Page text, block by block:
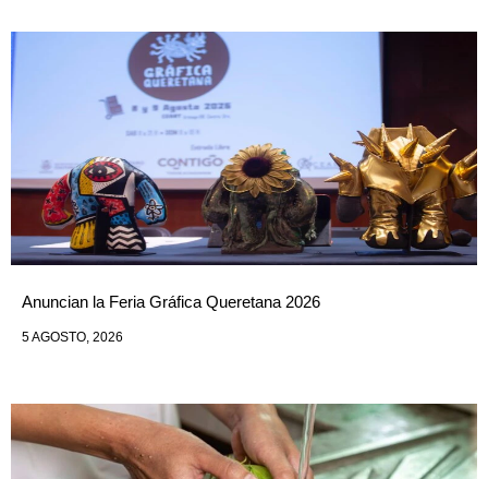
Anuncian la Feria Gráfica Queretana 2026
5 AGOSTO, 2026